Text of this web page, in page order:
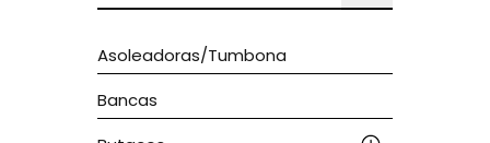
Asoleadoras/tumbona
Bancas